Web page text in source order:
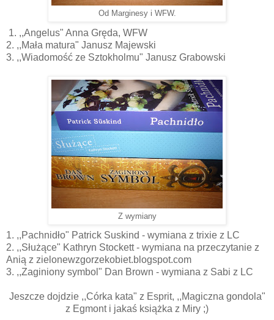
Od Marginesy i WFW.
1. ,,Angelus" Anna Gręda, WFW
2. ,,Mała matura" Janusz Majewski
3. ,,Wiadomość ze Sztokholmu" Janusz Grabowski
Z wymiany
1. ,,Pachnidło" Patrick Suskind - wymiana z trixie z LC
2. ,,Służące" Kathryn Stockett - wymiana na przeczytanie z
Anią z zielonewzgorzekobiet.blogspot.com
3. ,,Zaginiony symbol" Dan Brown - wymiana z Sabi z LC
Jeszcze dojdzie ,,Córka kata" z Esprit, ,,Magiczna gondola"
z Egmont i jakaś książka z Miry ;)